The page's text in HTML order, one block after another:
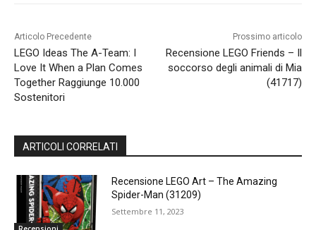
Articolo Precedente
LEGO Ideas The A-Team: I
Love It When a Plan Comes
Together Raggiunge 10.000
Sostenitori
Prossimo articolo
Recensione LEGO Friends – Il
soccorso degli animali di Mia
(41717)
ARTICOLI CORRELATI
Recensione LEGO Art – The Amazing
Spider-Man (31209)
Settembre 11, 2023